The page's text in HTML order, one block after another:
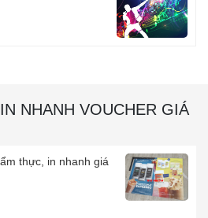
NHANH VOUCHER GIÁ
thực, in nhanh giá